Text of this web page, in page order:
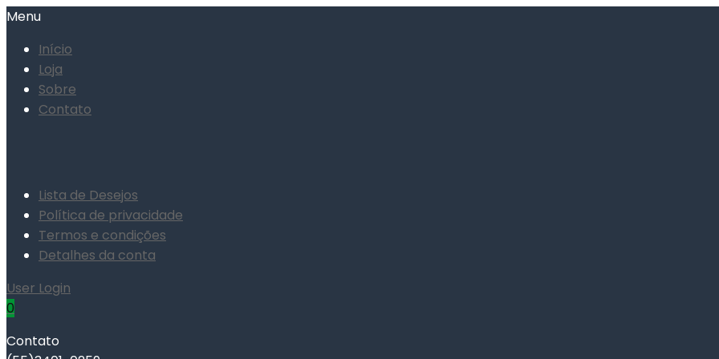
Menu
Início
Loja
Sobre
Contato
Lista de Desejos
Política de privacidade
Termos e condições
Detalhes da conta
User Login
0
Contato